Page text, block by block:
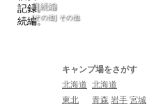
目続編
[その他] その他
キャンプ場をさがす
北海道 北海道
東北
青森 岩手 宮城